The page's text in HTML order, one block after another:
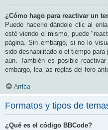
¿Cómo hago para reactivar un
Puede hacerlo dándole clic al
esté viendo el mismo, puede
página. Sin embargo, si no lo
sido deshabilitado o el tiempo
aún. También es posible
embargo, lea las reglas del foro
Arriba
Formatos y tipos de
¿Qué es el código BBCode?